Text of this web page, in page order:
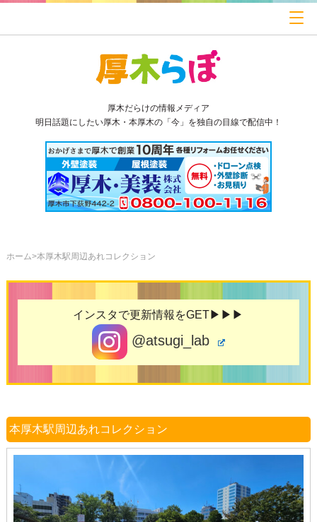
厚木だらけの情報メディア
明日話題にしたい厚木・本厚木の「今」を独自の目線で配信中！
ホーム 本厚木駅周辺あれコレクション
インスタで更新情報をGET▶▶▶
@atsugi_lab
本厚木駅周辺あれコレクション